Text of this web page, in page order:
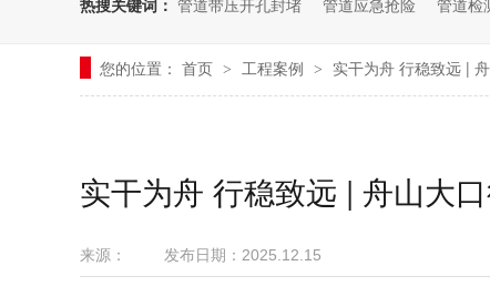
热搜关键词： 管道带压开孔封堵 管道应急抢险 管道检
您的位置： 首页 > 工程案例 > 实干为舟 行稳致远 |
实干为舟 行稳致远 | 舟山大
来源： 发布日期： 2025.12.15